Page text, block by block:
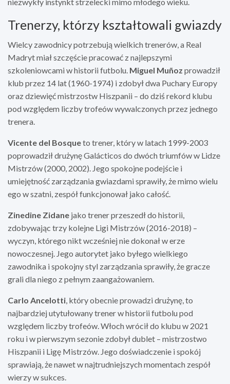
Trenerzy, którzy kształtowali gwiazdy
Wielcy zawodnicy potrzebują wielkich trenerów, a Real
Madryt miał szczęście pracować z najlepszymi
szkoleniowcami w historii futbolu. Miguel Muñoz prowadził
klub przez 14 lat (1960-1974) i zdobył dwa Puchary Europy
oraz dziewięć mistrzostw Hiszpanii – do dziś rekord klubu
pod względem liczby trofeów wywalczonych przez jednego
trenera.
Vicente del Bosqueto trener, który w latach 1999-2003
poprowadził drużynę Galácticos do dwóch triumfów w Lidze
Mistrzów (2000, 2002). Jego spokojne podejście i
umiejętność zarządzania gwiazdami sprawiły, że mimo wielu
ego w szatni, zespół funkcjonował jako całość.
Zinedine Zidane jako trener przeszedł do historii,
zdobywając trzy kolejne Ligi Mistrzów (2016-2018) –
wyczyn, którego nikt wcześniej nie dokonał w erze
nowoczesnej. Jego autorytet jako byłego wielkiego
zawodnika i spokojny styl zarządzania sprawiły, że gracze
grali dla niego z pełnym zaangażowaniem.
Carlo Ancelotti, który obecnie prowadzi drużynę, to
najbardziej utytułowany trener w historii futbolu pod
względem liczby trofeów. Włoch wrócił do klubu w 2021
roku i w pierwszym sezonie zdobył dublet – mistrzostwo
Hiszpanii i Ligę Mistrzów. Jego doświadczenie i spokój
sprawiają, że nawet w najtrudniejszych momentach zespół
wierzy w sukces.